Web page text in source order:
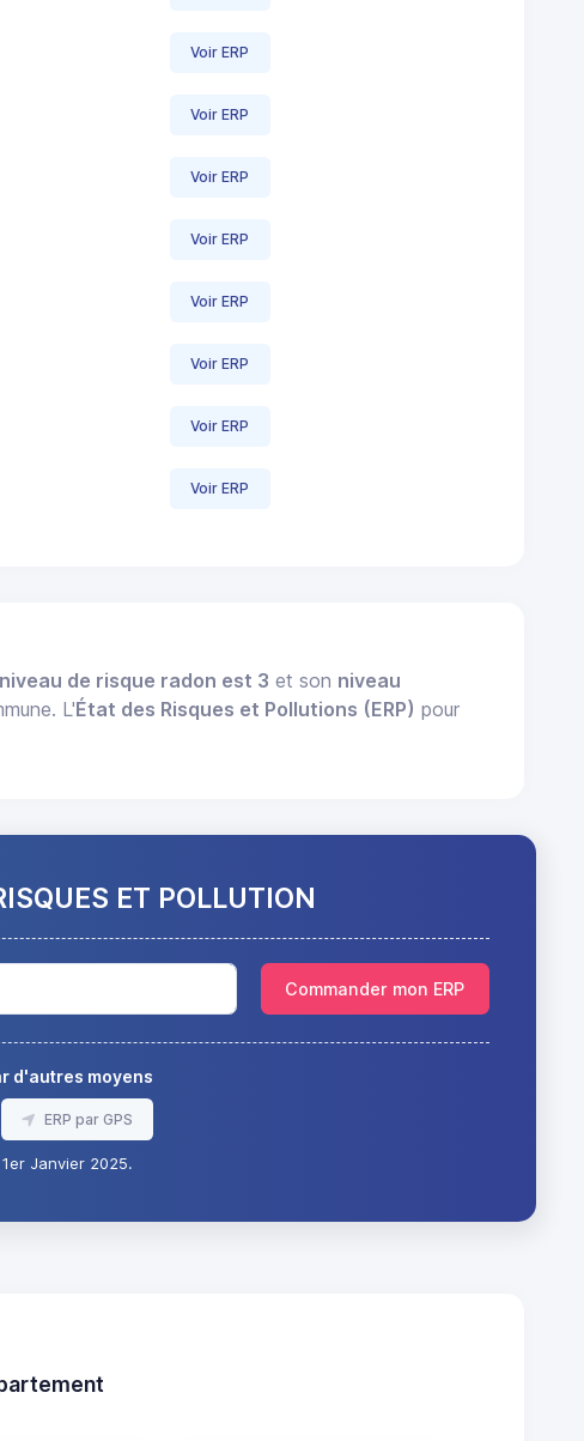
Voir ERP
Voir ERP
Voir ERP
Voir ERP
Voir ERP
Voir ERP
Voir ERP
Voir ERP
niveau de risque radon est 3 et son niveau
L'État des Risques et Pollutions (ERP) pour
ET POLLUTION
Commander mon ERP
d'autres moyens
ERP par GPS
Janvier 2025.